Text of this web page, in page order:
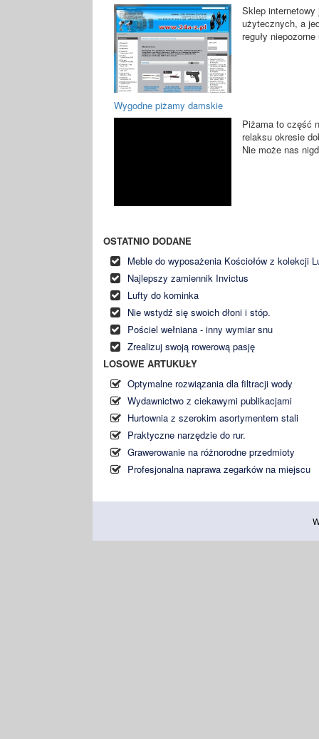
Sklep
użytecznych, a
reguły
Wygodne piżamy damskie
Piżama to część
relaksu okresie
Nie może nas
OSTATNIO DODANE
Meble do wyposażenia Kościołów z kolekcji
Najlepszy zamiennik Invictus
Lufty do kominka
Nie wstydź się swoich dłoni i stóp.
Pościel wełniana - inny wymiar snu
Zrealizuj swoją rowerową pasję
LOSOWE ARTUKUŁY
Optymalne rozwiązania dla filtracji wody
Wydawnictwo z ciekawymi publikacjami
Hurtownia z szerokim asortymentem stali
Praktyczne narzędzie do rur.
Grawerowanie na różnorodne przedmioty
Profesjonalna naprawa zegarków na miejscu